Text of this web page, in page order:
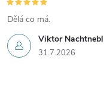
Viktor Nachtnebl
31.7.2026
Dělá co má.